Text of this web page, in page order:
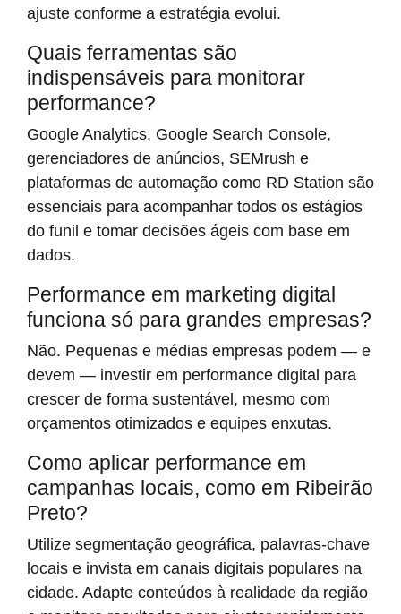
ajuste conforme a estratégia evolui.
Quais ferramentas são
indispensáveis para monitorar
performance?
Google Analytics, Google Search Console,
gerenciadores de anúncios, SEMrush e
plataformas de automação como RD Station são
essenciais para acompanhar todos os estágios
do funil e tomar decisões ágeis com base em
dados.
Performance em marketing digital
funciona só para grandes empresas?
Não. Pequenas e médias empresas podem — e
devem — investir em performance digital para
crescer de forma sustentável, mesmo com
orçamentos otimizados e equipes enxutas.
Como aplicar performance em
campanhas locais, como em Ribeirão
Preto?
Utilize segmentação geográfica, palavras-chave
locais e invista em canais digitais populares na
cidade. Adapte conteúdos à realidade da região